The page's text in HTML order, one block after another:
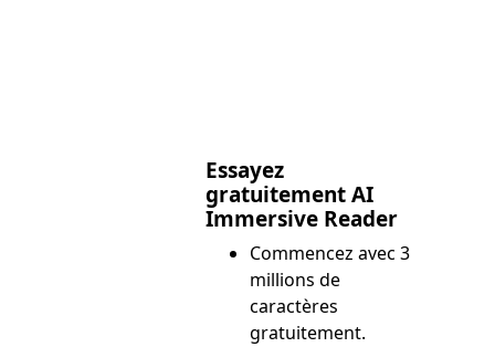
Essayez
gratuitement AI
Immersive Reader
Commencez avec 3
millions de
caractères
gratuitement.